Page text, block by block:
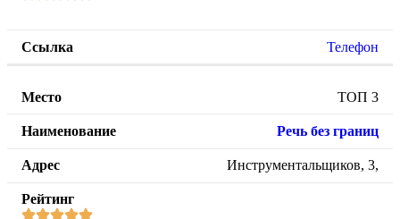
Телефон
ТОП 3
Речь без границ
Инструментальщиков, 3,